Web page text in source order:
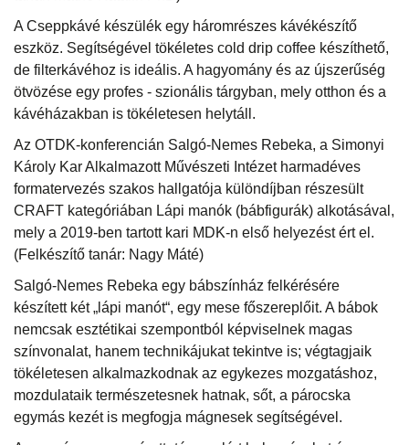
A Cseppkávé készülék egy háromrészes kávékészítő
eszköz. Segítségével tökéletes cold drip coffee készíthető,
de filterkávéhoz is ideális. A hagyomány és az újszerűség
ötvözése egy profes - szionális tárgyban, mely otthon és a
kávéházakban is tökéletesen helytáll.
Az OTDK-konferencián Salgó-Nemes Rebeka, a Simonyi
Károly Kar Alkalmazott Művészeti Intézet harmadéves
formatervezés szakos hallgatója különdíjban részesült
CRAFT kategóriában Lápi manók (bábfigurák) alkotásával,
mely a 2019-ben tartott kari MDK-n első helyezést ért el.
(Felkészítő tanár: Nagy Máté)
Salgó-Nemes Rebeka egy bábszínház felkérésére
készített két „lápi manót“, egy mese főszereplőit. A bábok
nemcsak esztétikai szempontból képviselnek magas
színvonalat, hanem technikájukat tekintve is; végtagjaik
tökéletesen alkalmazkodnak az egykezes mozgatáshoz,
mozdulataik természetesnek hatnak, sőt, a párocska
egymás kezét is megfogja mágnesek segítségével.